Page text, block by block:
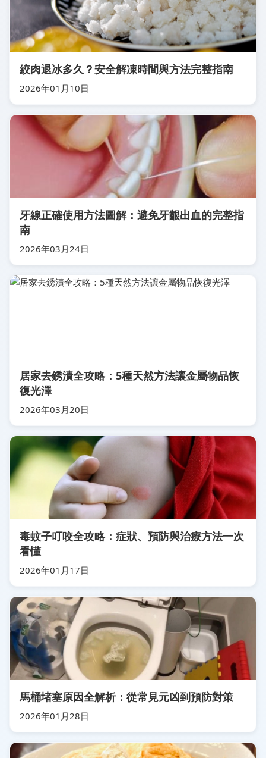
絞肉退冰多久？安全解凍時間與方法完整指南
2026年01月10日
牙線正確使用方法圖解：避免牙齦出血的完整指
南
2026年03月24日
居家去銹漬全攻略：5種天然方法讓金屬物品恢
復光澤
2026年03月20日
毒蚊子叮咬全攻略：症狀、預防與治療方法一次
看懂
2026年01月17日
馬桶堵塞原因全解析：從常見元凶到預防對策
2026年01月28日